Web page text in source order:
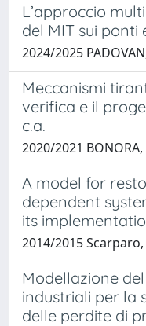
L’approccio
del MIT sui ponti
2024/2025
Meccanismi
verifica e il
c.a.
2020/2021 BONORA,
A model for
dependent
its
2014/2015 Scarparo,
Modellazione
industriali per la
delle perdite di